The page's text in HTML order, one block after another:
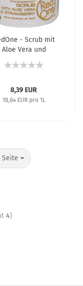
- Scrub mit
Aloe Vera und
8,39 EUR
18,64 EUR pro 1L
Seite
4)